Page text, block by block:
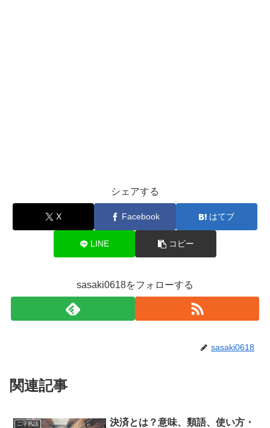
シェアする
X Facebook はてブ
LINE コピー
sasaki0618をフォローする
sasaki0618
関連記事
二字熟語
決済とは？意味、類語、使い方・